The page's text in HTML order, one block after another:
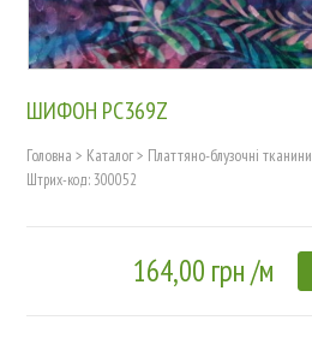
ШИФОН PC369Z
Головна > Каталог> Платтяно-блузочні тканини
Штрих-код: 300052
164,00 грн /м